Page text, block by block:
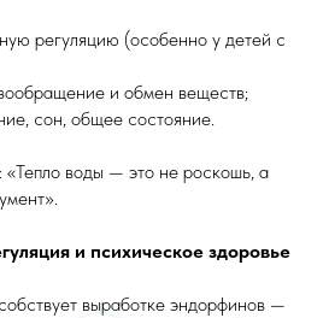
регуляцию (особенно у детей с
и обмен веществ;
сон, общее состояние.
воды — это не роскошь, а
и психическое здоровье
выработке эндорфинов —